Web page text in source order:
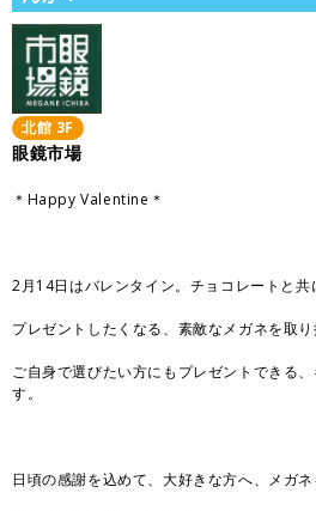
北館 3F
眼鏡市場
＊Happy Valentine＊
2月14日はバレンタイン。チョコレートと共
プレゼントしたくなる、素敵なメガネを取り
ご自身で選びたい方にもプレゼントできる
す。
日頃の感謝を込めて、大好きな方へ、メガ